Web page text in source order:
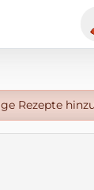
Rezepte